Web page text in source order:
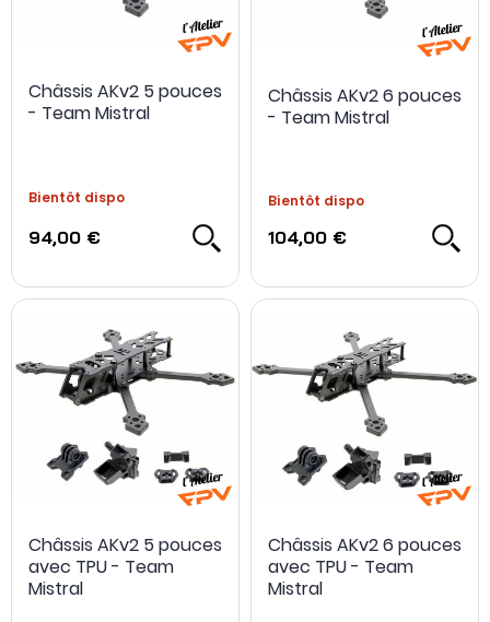
Châssis AKv2 5 pouces
- Team Mistral
Bientôt dispo
94,00 €
Châssis AKv2 6 pouces
- Team Mistral
Bientôt dispo
104,00 €
Châssis AKv2 5 pouces
avec TPU - Team
Mistral
Châssis AKv2 6 pouces
avec TPU - Team
Mistral